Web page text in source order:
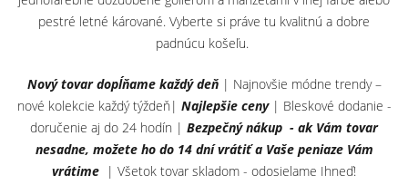
pestré letné kárované. Vyberte si práve tu kvalitnú a dobre
padnúcu košeľu.
Nový tovar dopĺňame každý deň| Najnovšie módne trendy –
nové kolekcie každý týždeň| Najlepšie ceny | Bleskové dodanie -
doručenie aj do 24 hodín | Bezpečný nákup - ak Vám tovar
nesadne, možete ho do 14 dní vrátiť a Vaše peniaze Vám
vrátime | Všetok tovar skladom - odosielame Ihneď!